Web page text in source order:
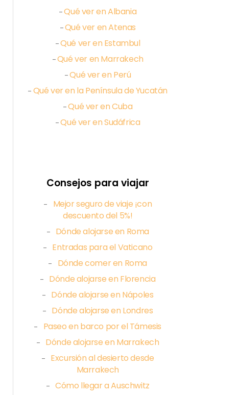
–Qué ver en Albania
–Qué ver en Atenas
–Qué ver en Estambul
–Qué ver en Marrakech
–Qué ver en Perú
– Qué ver en la Península de Yucatán
–Qué ver en Cuba
–Qué ver en Sudáfrica
Consejos para viajar
–
Mejor seguro de viaje ¡con
descuento del 5%!
– Dónde alojarse en Roma
– Entradas para el Vaticano
– Dónde comer en Roma
– Dónde alojarse en Florencia
– Dónde alojarse en Nápoles
– Dónde alojarse en Londres
– Paseo en barco por el Támesis
– Dónde alojarse en Marrakech
–
Excursión al desierto desde
Marrakech
– Cómo llegar a Auschwitz